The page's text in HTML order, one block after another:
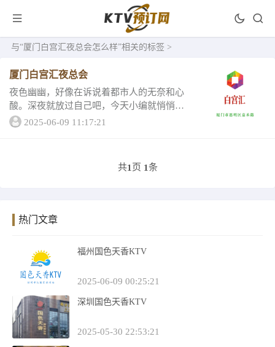
与“厦门白宫汇夜总会怎么样”相关的标签 >
厦门白宫汇夜总会
夜色幽幽，好像在诉说着都市人的无奈和心
酸。深夜就放过自己吧，今天小编就悄悄告
诉你厦门白宫汇夜总会是非常值得一去的，
2025-06-09 11:17:21
共1 页 1条
热门文章
福州国色天香KTV
2025-06-09 00:25:21
深圳国色天香KTV
2025-05-30 22:53:21